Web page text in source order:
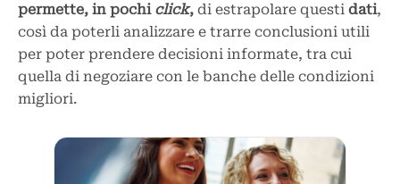
permette, in pochi click, di estrapolare questi dati,
così da poterli analizzare e trarre conclusioni utili
per poter prendere decisioni informate, tra cui
quella di negoziare con le banche delle condizioni
migliori.